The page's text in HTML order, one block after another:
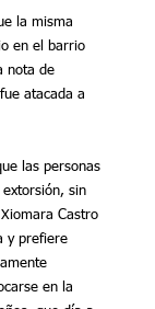
la misma
en el barrio
nota de
atacada a
las personas
sin
Castro
y prefiere
en la